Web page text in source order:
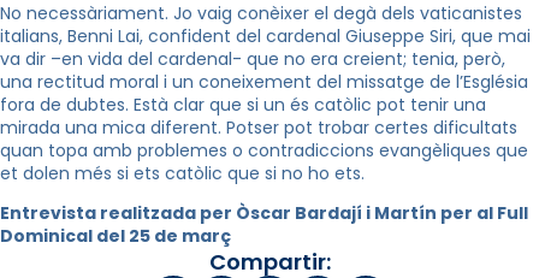
No necessàriament. Jo vaig conèixer el degà dels vaticanistes
italians, Benni Lai, confident del cardenal Giuseppe Siri, que mai
va dir –en vida del cardenal- que no era creient; tenia, però,
una rectitud moral i un coneixement del missatge de l’Església
fora de dubtes. Està clar que si un és catòlic pot tenir una
mirada una mica diferent. Potser pot trobar certes dificultats
quan topa amb problemes o contradiccions evangèliques que
et dolen més si ets catòlic que si no ho ets.
Entrevista realitzada per Òscar Bardají i Martín per al Full
Dominical del 25 de març
Compartir: